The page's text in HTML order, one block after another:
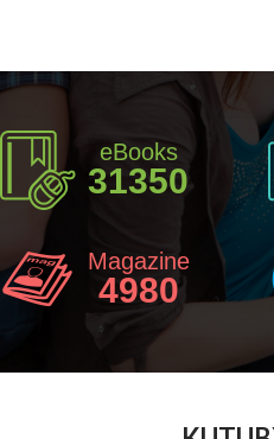
eBooks
31350
Magazine
4980